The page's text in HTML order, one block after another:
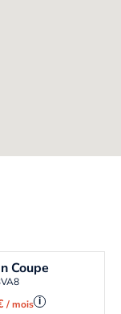
Coupe
/ mois i